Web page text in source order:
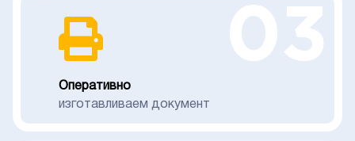
Оперативно
изготавливаем документ